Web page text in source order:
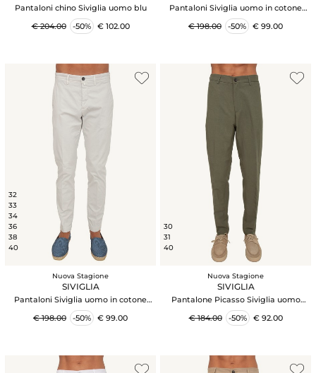
Pantaloni chino Siviglia uomo blu
€ 204.00
-50% € 102.00
Pantaloni Siviglia uomo in cotone
verde
€ 198.00
-50% € 99.00
32
33
34
36
38
40
Nuova Stagione
SIVIGLIA
Pantaloni Siviglia uomo in cotone
grigio ghiaccio
€ 198.00
-50% € 99.00
30
31
40
Nuova Stagione
SIVIGLIA
Pantalone Picasso Siviglia uomo
misto viscosa e lino verde
€ 184.00
-50% € 92.00